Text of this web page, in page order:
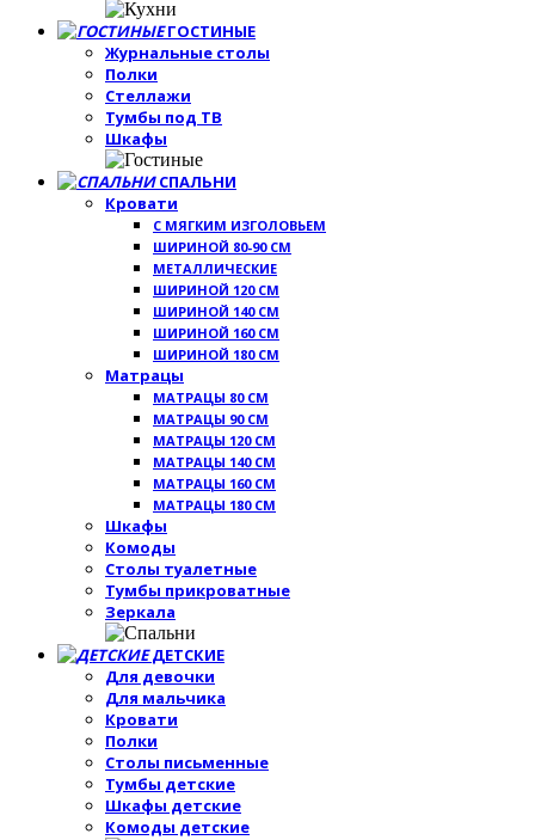
ГОСТИНЫЕ
Журнальные столы
Полки
Стеллажи
Тумбы под ТВ
Шкафы
СПАЛЬНИ
Кровати
С МЯГКИМ ИЗГОЛОВЬЕМ
ШИРИНОЙ 80-90 СМ
МЕТАЛЛИЧЕСКИЕ
ШИРИНОЙ 120 СМ
ШИРИНОЙ 140 СМ
ШИРИНОЙ 160 СМ
ШИРИНОЙ 180 СМ
Матрацы
МАТРАЦЫ 80 СМ
МАТРАЦЫ 90 СМ
МАТРАЦЫ 120 СМ
МАТРАЦЫ 140 СМ
МАТРАЦЫ 160 СМ
МАТРАЦЫ 180 СМ
Шкафы
Комоды
Столы туалетные
Тумбы прикроватные
Зеркала
ДЕТСКИЕ
Для девочки
Для мальчика
Кровати
Полки
Столы письменные
Тумбы детские
Шкафы детские
Комоды детские